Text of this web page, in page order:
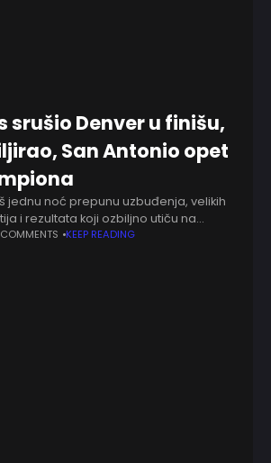
srušio Denver u finišu,
San Antonio opet
jednu noć prepunu uzbuđenja, velikih
i rezultata koji ozbiljno utiču na
pažnje bili su Nikola Jokić, Kavaj
KEEP READING